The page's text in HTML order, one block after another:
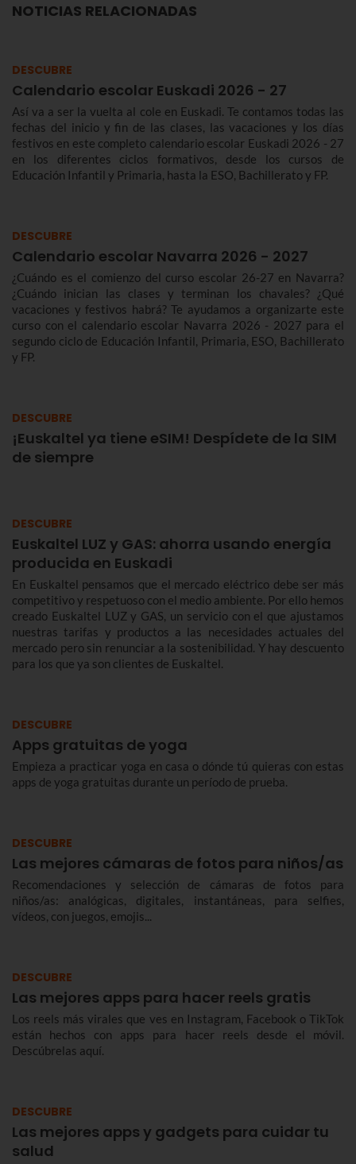
NOTICIAS RELACIONADAS
DESCUBRE
Calendario escolar Euskadi 2026 - 27
Así va a ser la vuelta al cole en Euskadi. Te contamos todas las
fechas del inicio y fin de las clases, las vacaciones y los días
festivos en este completo calendario escolar Euskadi 2026 - 27
en los diferentes ciclos formativos, desde los cursos de
Educación Infantil y Primaria, hasta la ESO, Bachillerato y FP.
DESCUBRE
Calendario escolar Navarra 2026 - 2027
¿Cuándo es el comienzo del curso escolar 26-27 en Navarra?
¿Cuándo inician las clases y terminan los chavales? ¿Qué
vacaciones y festivos habrá? Te ayudamos a organizarte este
curso con el calendario escolar Navarra 2026 - 2027 para el
segundo ciclo de Educación Infantil, Primaria, ESO, Bachillerato
y FP.
DESCUBRE
¡Euskaltel ya tiene eSIM! Despídete de la SIM
de siempre
DESCUBRE
Euskaltel LUZ y GAS: ahorra usando energía
producida en Euskadi
En Euskaltel pensamos que el mercado eléctrico debe ser más
competitivo y respetuoso con el medio ambiente. Por ello hemos
creado Euskaltel LUZ y GAS, un servicio con el que ajustamos
nuestras tarifas y productos a las necesidades actuales del
mercado pero sin renunciar a la sostenibilidad. Y hay descuento
para los que ya son clientes de Euskaltel.
DESCUBRE
Apps gratuitas de yoga
Empieza a practicar yoga en casa o dónde tú quieras con estas
apps de yoga gratuitas durante un período de prueba.
DESCUBRE
Las mejores cámaras de fotos para niños/as
Recomendaciones y selección de cámaras de fotos para
niños/as: analógicas, digitales, instantáneas, para selfies,
vídeos, con juegos, emojis...
DESCUBRE
Las mejores apps para hacer reels gratis
Los reels más virales que ves en Instagram, Facebook o TikTok
están hechos con apps para hacer reels desde el móvil.
Descúbrelas aquí.
DESCUBRE
Las mejores apps y gadgets para cuidar tu
salud